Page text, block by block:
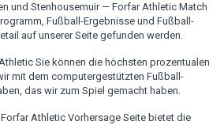
und Stenhousemuir — Forfar Athletic Match
Fußball-Ergebnisse und Fußball-
auf unserer Seite gefunden werden.
Sie können die höchsten prozentualen
mit dem computergestützten Fußball-
das wir zum Spiel gemacht haben.
Athletic Vorhersage Seite bietet die